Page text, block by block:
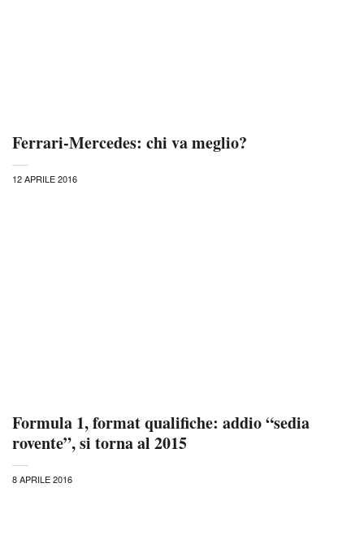
Ferrari-Mercedes: chi va meglio?
12 APRILE 2016
Formula 1, format qualifiche: addio “sedia
rovente”, si torna al 2015
8 APRILE 2016